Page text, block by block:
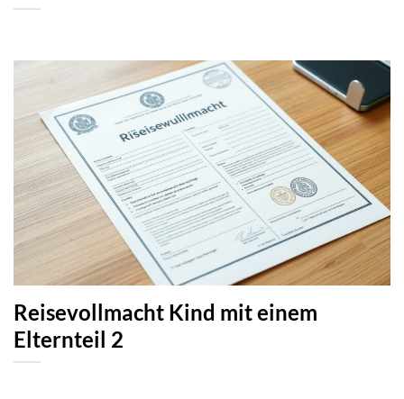
Reisevollmacht Kind mit einem
Elternteil 2